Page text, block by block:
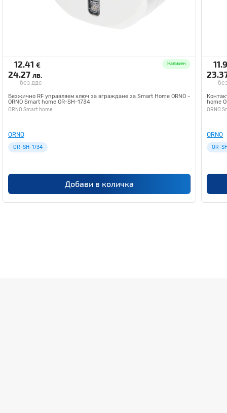
12.41 €
24.27 лв.
без ддс
Наличен
Безжично RF управляем ключ за вграждане за Smart Home ORNO -
ORNO Smart home OR-SH-1734
ORNO Smart home
ORNO
OR-SH-1734
Добави в количка
home
ORNO
ORNO
OR-